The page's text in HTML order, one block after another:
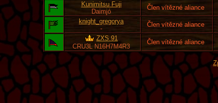
Kunimitsu Fuji
Daimjó
Člen vítězné aliance
knight_gregorya
-
Člen vítězné aliance
ZXS.91
CRU3L N16H7M4R3
Člen vítězné aliance